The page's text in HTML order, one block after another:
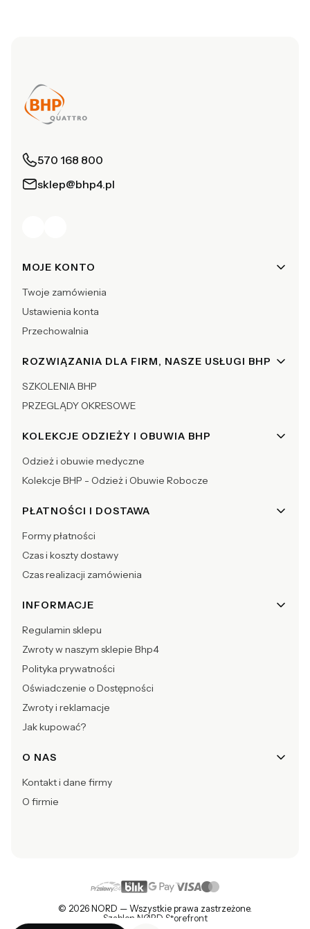
570 168 800
sklep@bhp4.pl
Linki w stopce
MOJE KONTO
Twoje zamówienia
Ustawienia konta
Przechowalnia
ROZWIĄZANIA DLA FIRM, NASZE USŁUGI BHP
SZKOLENIA BHP
PRZEGLĄDY OKRESOWE
KOLEKCJE ODZIEŻY I OBUWIA BHP
Odzież i obuwie medyczne
Kolekcje BHP - Odzież i Obuwie Robocze
PŁATNOŚCI I DOSTAWA
Formy płatności
Czas i koszty dostawy
Czas realizacji zamówienia
INFORMACJE
Regulamin sklepu
Zwroty w naszym sklepie Bhp4
Polityka prywatności
Oświadczenie o Dostępności
Zwroty i reklamacje
Jak kupować?
O NAS
Kontakt i dane firmy
O firmie
© 2026 NORD — Wszystkie prawa zastrzeżone.
Szablon NØRD Storefront